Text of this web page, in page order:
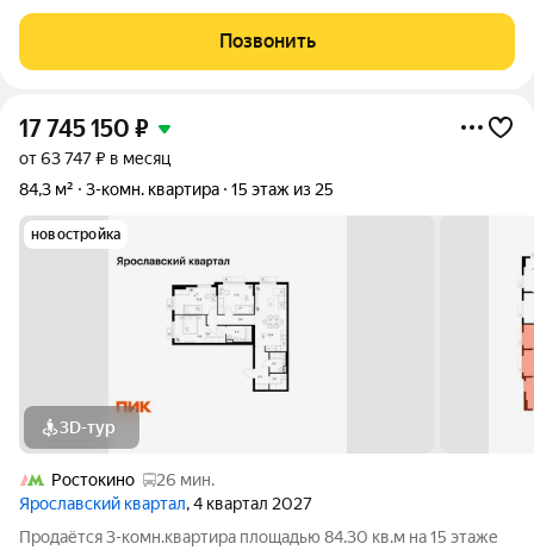
Продуманное зонирование пространства: Гостиная 28,5 кв. м с
эркерными окнами
Позвонить
17 745 150 ₽
от 63 747 ₽ в месяц
84,3 м²
3-комн. квартира 15 этаж из 25
новостройка
3D-тур
Ростокино
26 мин.
Ярославский квартал, 4 квартал 2027
Продаётся 3-комн.квартира площадью 84.30 кв.м на 15 этаже